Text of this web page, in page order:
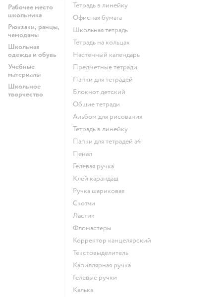
Рабочее место
школьника
Рюкзаки, ранцы,
чемоданы
Школьная
одежда и обувь
Учебные
материалы
Школьное
творчество
Тетрадь в линейку
Офисная бумага
Школьная тетрадь
Тетрадь на кольцах
Настенный календарь
Предметные тетради
Папки для тетрадей
Блокнот детский
Общие тетради
Альбом для рисования
Тетрадь в линейку
Папки для тетрадей а4
Пенал
Гелевая ручка
Клей карандаш
Ручка шариковая
Скотчи
Ластик
Фломастеры
Корректор канцелярский
Текстовыделитель
Капиллярная ручка
Гелевые ручки
Калька